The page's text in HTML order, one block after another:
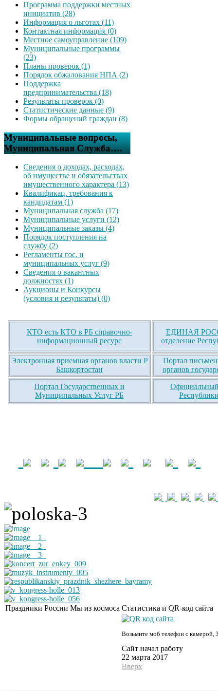
Программа поддержки местных
инициатив (28)
Информация о льготах (11)
Контактная информация (0)
Местное самоуправление (109)
Муниципальные программы
(23)
Планы проверок (1)
Порядок обжалования НПА (2)
Поддержка
предпринимательства (18)
Результаты проверок (0)
Статистические данные (9)
Формы обращений граждан (8)
Муниципальные вопросы,
Муниципальная Служба….
Сведения о доходах, расходах,
об имуществе и обязательствах
имущественного характера (13)
Квалификац. требования к
кандидатам (1)
Муниципальная служба (17)
Муниципальные услуги (12)
Муниципальные заказы (4)
Порядок поступления на
службу (2)
Регламенты гос. и
муниципальных услуг (9)
Сведения о вакантных
должностях (1)
Аукционы и Конкурсы
(условия и результаты) (0)
КТО есть КТО в РБ справочно-
информационный ресурс
ЕДИНАЯ
отделение
Электронная приемная органов власти Р
Башкортостан
Портал
органов
Портал Государственных и
Муниципальных Услуг РБ
Официальный
Праздники России Мы из космоса Статистика и QR-код сайта
Возьмите моб телефон с камерой,
Сайт начал работу
22 марта 2017
Вверх